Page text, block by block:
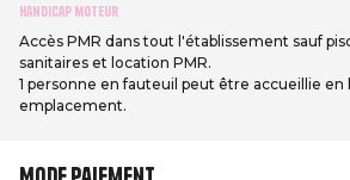
Handicap moteur
Accès PMR dans tout l'établissement sauf
sanitaires et location PMR.
1 personne en fauteuil peut être accueillie en
emplacement.